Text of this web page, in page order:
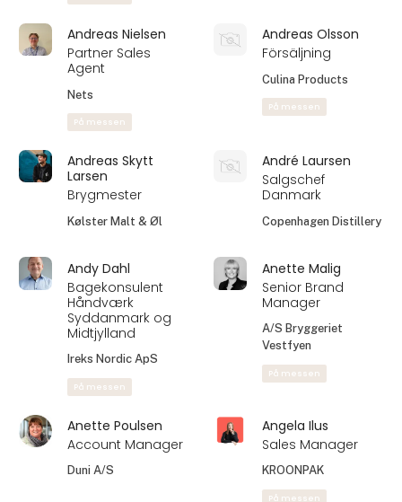
Andreas Nielsen
Partner Sales
Agent
Nets
På messen
Andreas Olsson
Försäljning
Culina Products
På messen
Andreas Skytt
Larsen
Brygmester
Kølster Malt & Øl
André Laursen
Salgschef
Danmark
Copenhagen Distillery
Andy Dahl
Bagekonsulent
Håndværk
Syddanmark og
Midtjylland
Ireks Nordic ApS
På messen
Anette Malig
Senior Brand
Manager
A/S Bryggeriet
Vestfyen
På messen
Anette Poulsen
Account Manager
Duni A/S
Angela Ilus
Sales Manager
KROONPAK
På messen